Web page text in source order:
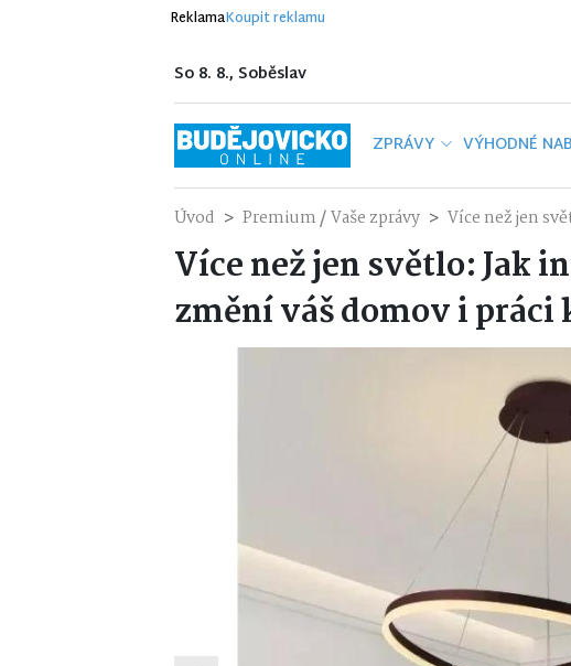
ReklamaKoupit reklamu
So 8. 8., Soběslav
ZPRÁVY VÝHODNÉ
Úvod Premium/Vaše zprávy Více než jen
Více než jen světlo: Jak
změní váš domov i práci